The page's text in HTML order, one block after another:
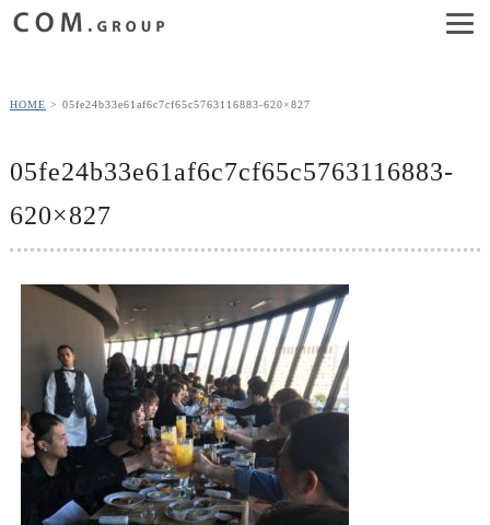
HOME 05fe24b33e61af6c7cf65c5763116883-620×827
05fe24b33e61af6c7cf65c5763116883-
620×827